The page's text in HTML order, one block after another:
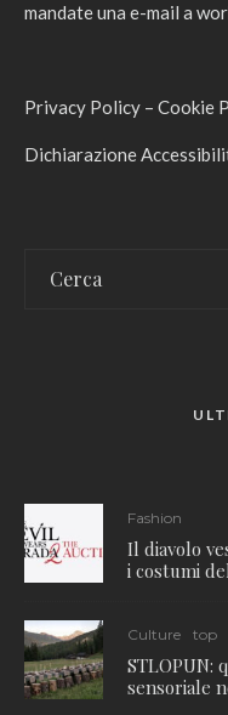
mandate una e-mail a
Privacy Policy – Cookie
Dichiarazione
Fashion
Il diavolo
i costumi
Culture top
STLOPUN:
sensoriale